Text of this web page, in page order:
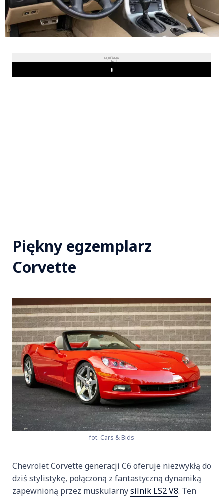
REKLAMA
Play
Piękny egzemplarz
Corvette
fot. Cars & Bids
Chevrolet Corvette generacji C6 oferuje niezwykłą do
dziś stylistykę, połączoną z fantastyczną dynamiką
zapewnioną przez muskularnysilnik LS2 V8. Ten